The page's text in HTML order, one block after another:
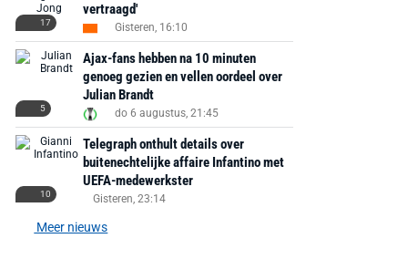
17
vertraagd'
Gisteren, 16:10
5
Ajax-fans hebben na 10 minuten
genoeg gezien en vellen oordeel over
Julian Brandt
do 6 augustus, 21:45
10
Telegraph onthult details over
buitenechtelijke affaire Infantino met
UEFA-medewerkster
Gisteren, 23:14
Meer nieuws